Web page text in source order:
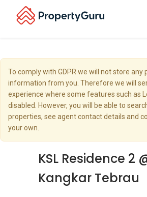
To comply with GDPR we will not store any
information from you. Therefore we will
experience where some features such as
disabled. However, you will be able to
properties, see agent contact details and
your own.
KSL Residence 2
Kangkar Tebrau